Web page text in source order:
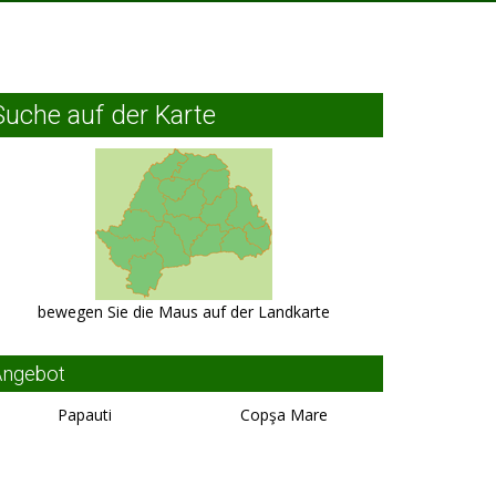
auf der Karte
bewegen Sie die Maus auf der Landkarte
Papauti Copşa Mare